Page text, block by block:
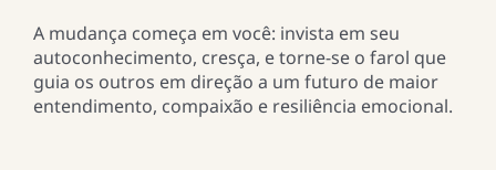
A mudança começa em você: invista em seu
autoconhecimento, cresça, e torne-se o farol que
guia os outros em direção a um futuro de maior
entendimento, compaixão e resiliência emocional.